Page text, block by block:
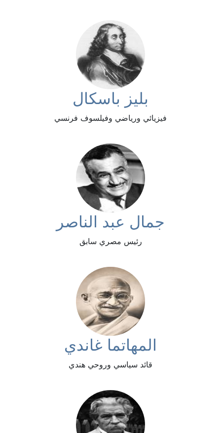
بليز باسكال
فيزيائي ورياضي وفيلسوف فرنسي
جمال عبد الناصر
رئيس مصري سابق
المهاتما غاندي
قائد سياسي وروحي هندي